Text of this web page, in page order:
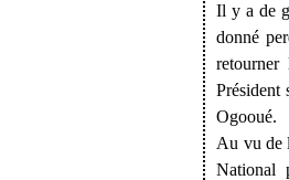
Il y a de
donné
retourner
Président
Ogooué.
Au vu de
National